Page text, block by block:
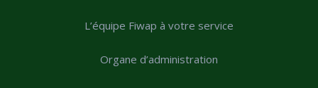
L’équipe Fiwap à votre service
Organe d’administration